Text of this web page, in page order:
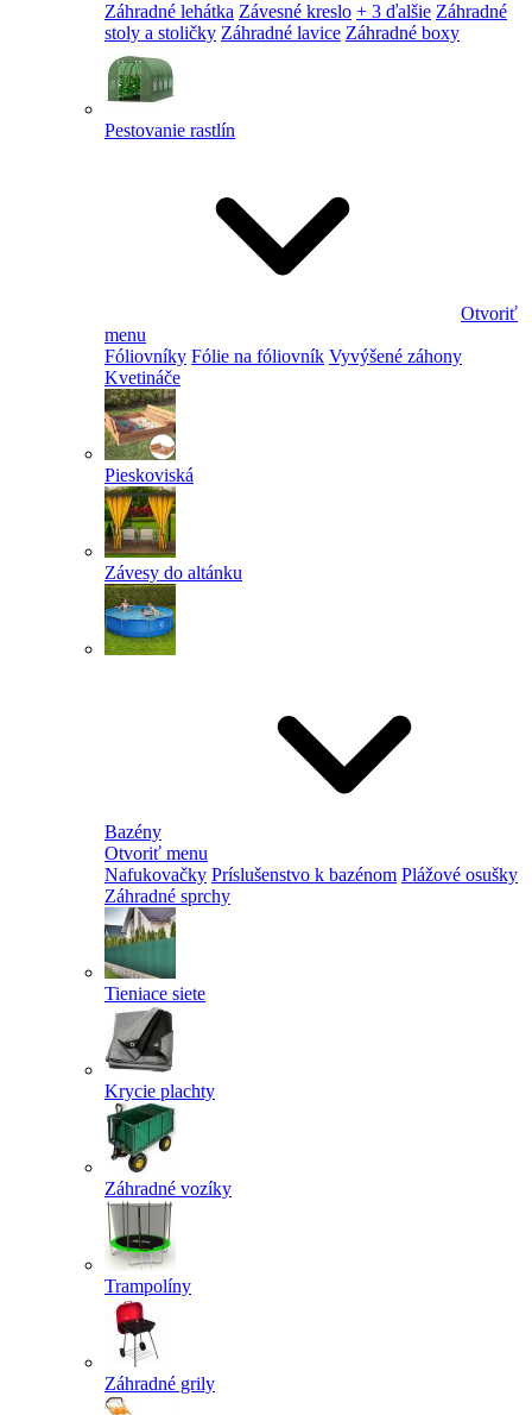
Záhradné lehátka Závesné kreslo + 3 ďalšie Záhradné
stoly a stoličky Záhradné lavice Záhradné boxy
Pestovanie rastlín
Otvoriť
menu
Fóliovníky Fólie na fóliovník Vyvýšené záhony
Kvetináče
Pieskoviská
Závesy do altánku
Bazény
Otvoriť menu
Nafukovačky Príslušenstvo k bazénom Plážové osušky
Záhradné sprchy
Tieniace siete
Krycie plachty
Záhradné vozíky
Trampolíny
Záhradné grily